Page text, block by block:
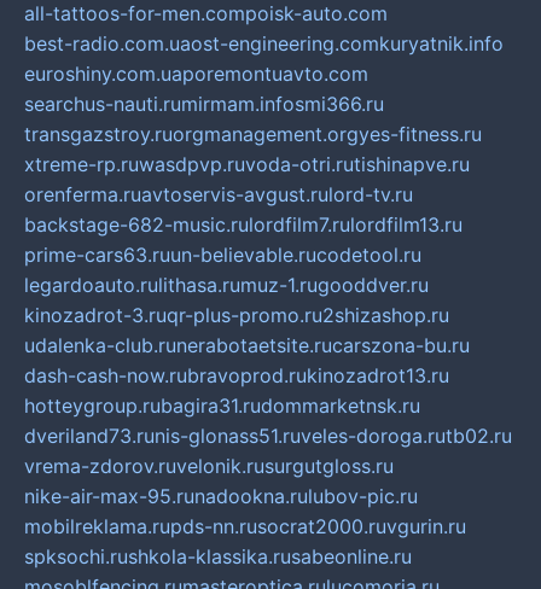
all-tattoos-for-men.compoisk-auto.com
best-radio.com.uaost-engineering.comkuryatnik.info
euroshiny.com.uaporemontuavto.com
searchus-nauti.rumirmam.infosmi366.ru
transgazstroy.ruorgmanagement.orgyes-fitness.ru
xtreme-rp.ruwasdpvp.ruvoda-otri.rutishinapve.ru
orenferma.ruavtoservis-avgust.rulord-tv.ru
backstage-682-music.rulordfilm7.rulordfilm13.ru
prime-cars63.ruun-believable.rucodetool.ru
legardoauto.rulithasa.rumuz-1.rugooddver.ru
kinozadrot-3.ruqr-plus-promo.ru2shizashop.ru
udalenka-club.runerabotaetsite.rucarszona-bu.ru
dash-cash-now.rubravoprod.rukinozadrot13.ru
hotteygroup.rubagira31.rudommarketnsk.ru
dveriland73.runis-glonass51.ruveles-doroga.rutb02.ru
vrema-zdorov.ruvelonik.rusurgutgloss.ru
nike-air-max-95.runadookna.rulubov-pic.ru
mobilreklama.rupds-nn.rusocrat2000.ruvgurin.ru
spksochi.rushkola-klassika.rusabeonline.ru